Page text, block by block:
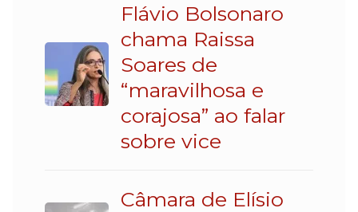
Flávio Bolsonaro
chama Raissa
Soares de
“maravilhosa e
corajosa” ao falar
sobre vice
Câmara de Elísio